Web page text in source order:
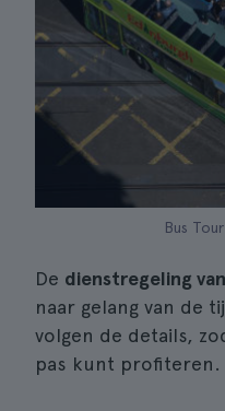
Bus
De dienstregeling
naar gelang van de
volgen de details,
pas kunt profiteren.